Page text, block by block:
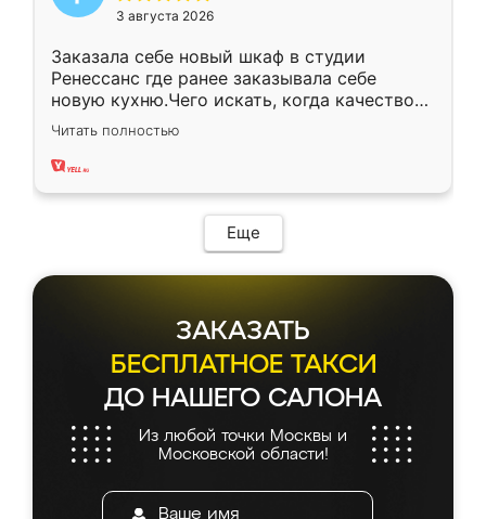
3 августа 2026
Заказала себе новый шкаф в студии
Ренессанс где ранее заказывала себе
новую кухню.Чего искать, когда качеством
вполне довольна. Служит кухня уже почти
два года, нареканий нет.
Читать полностью
Еще
ЗАКАЗАТЬ
БЕСПЛАТНОЕ ТАКСИ
ДО НАШЕГО САЛОНА
Из любой точки Москвы и
Московской области!